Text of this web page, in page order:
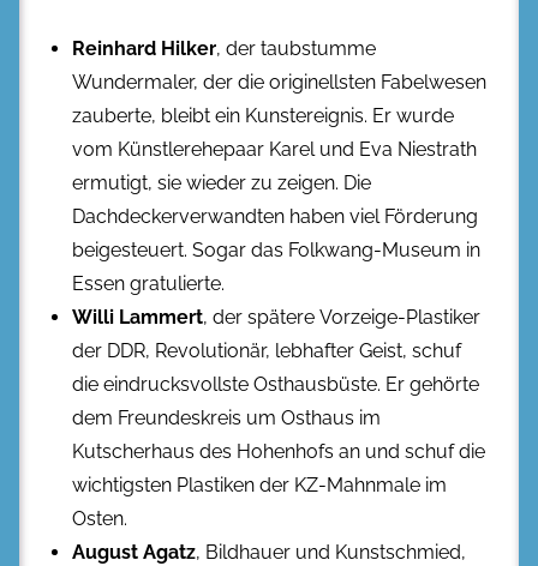
Reinhard Hilker, der taubstumme
Wundermaler, der die originellsten Fabelwesen
zauberte, bleibt ein Kunstereignis. Er wurde
vom Künstlerehepaar Karel und Eva Niestrath
ermutigt, sie wieder zu zeigen. Die
Dachdeckerverwandten haben viel Förderung
beigesteuert. Sogar das Folkwang-Museum in
Essen gratulierte.
Willi Lammert, der spätere Vorzeige-Plastiker
der DDR, Revolutionär, lebhafter Geist, schuf
die eindrucksvollste Osthausbüste. Er gehörte
dem Freundeskreis um Osthaus im
Kutscherhaus des Hohenhofs an und schuf die
wichtigsten Plastiken der KZ-Mahnmale im
Osten.
August Agatz, Bildhauer und Kunstschmied,